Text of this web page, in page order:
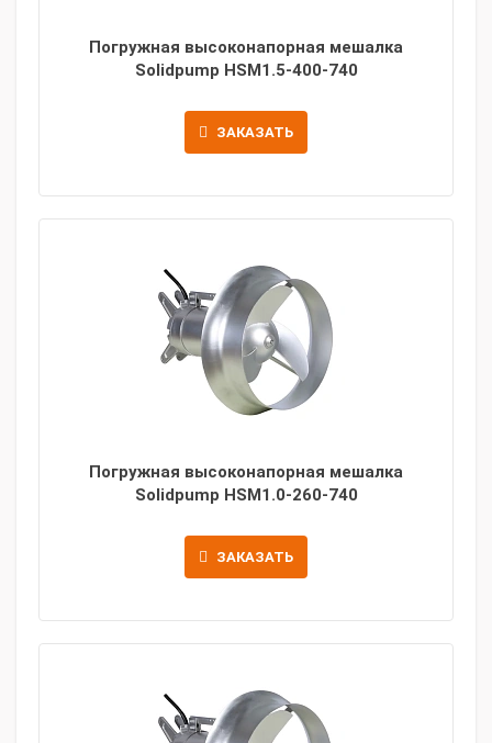
Погружная высоконапорная мешалка
Solidpump HSM1.5-400-740
ЗАКАЗАТЬ
Погружная высоконапорная мешалка
Solidpump HSM1.0-260-740
ЗАКАЗАТЬ